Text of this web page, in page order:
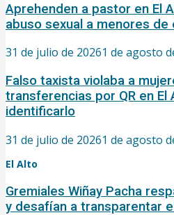
Aprehenden a pastor en El
abuso sexual a menores de
31 de julio de 20261 de agosto
Falso taxista violaba a
transferencias por QR en El
identificarlo
31 de julio de 20261 de agosto
El Alto
Gremiales Wiñay Pacha
y desafían a transparentar